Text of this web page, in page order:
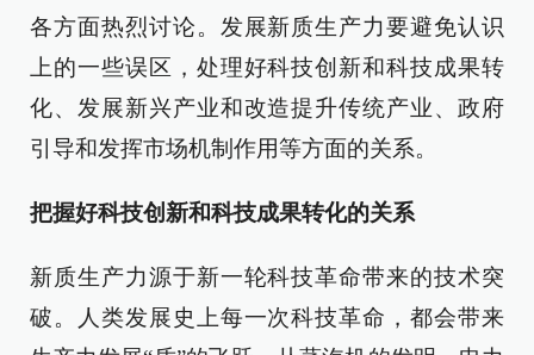
各方面热烈讨论。发展新质生产力要避免认识
上的一些误区，处理好科技创新和科技成果转
化、发展新兴产业和改造提升传统产业、政府
引导和发挥市场机制作用等方面的关系。
把握好科技创新和科技成果转化的关系
新质生产力源于新一轮科技革命带来的技术突
破。人类发展史上每一次科技革命，都会带来